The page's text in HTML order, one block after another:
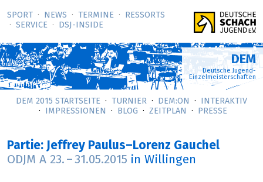
SPORT NEWS TERMINE
RESSORTS
SERVICE
DSJ-­INSIDE
DEM
Deutsche Jugend-
Einzelmeisterschaften
DEM 2015 STARTSEITE TURNIER DEM:ON
INTERAKTIV
IMPRESSIONEN
BLOG ZEITPLAN PRESSE
Partie: Jeffrey Paulus–Lorenz Gauchel
ODJM A 23. – 31.05.2015 in Willingen